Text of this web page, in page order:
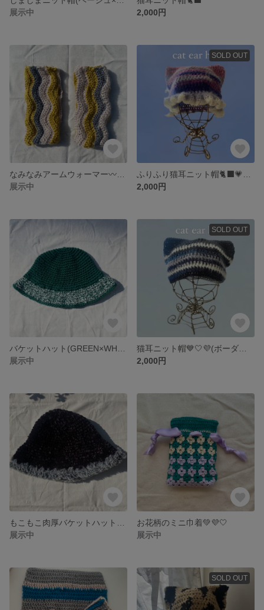
展示中
2,000円
展示中
SOLD OUT
2,000円
展示中
SOLD OUT
2,000円
展示中
お花柄のミニ巾着💚💜🤍
展示中
SOLD OUT